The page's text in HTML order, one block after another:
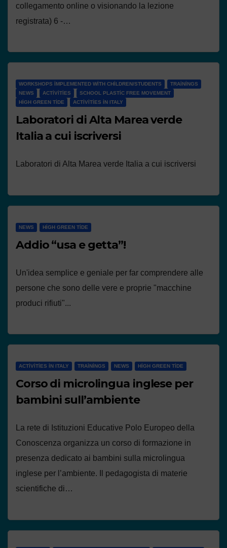
collegamento online o visionando la lezione
registrata) 6 -…
WORKSHOPS IMPLEMENTED WITH CHILDREN/STUDENTS
TRAININGS
NEWS
ACTIVITIES
SCHOOL PLASTIC FREE MOVEMENT
HIGH GREEN TIDE
ACTIVITIES IN ITALY
Laboratori di Alta Marea verde
Italia a cui iscriversi
Laboratori di Alta Marea verde Italia a cui iscriversi
NEWS HIGH GREEN TIDE
Addio “usa e getta”!
Un'idea semplice e geniale per far comprendere alle
persone che sono delle vere e proprie "macchine
produci rifiuti"...
ACTIVITIES IN ITALY TRAININGS NEWS HIGH GREEN TIDE
Corso di microlingua inglese per
bambini sull’ambiente
La rete di Istituzioni Educative Polo Europeo della
Conoscenza organizza un corso di formazione in
presenza dedicato ai bambini sulla microlingua
inglese per l’ambiente. Il pedagogista di materie
scientifiche di…